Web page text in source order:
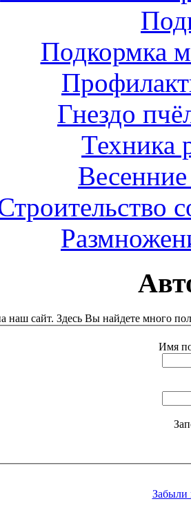
Подкормка
Гнездо
Техника
наш сайт. Здесь Вы найдете много
Имя
Забыли